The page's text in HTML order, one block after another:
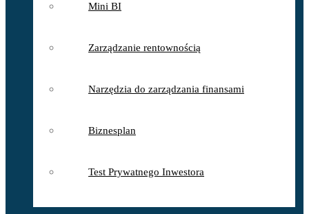
Mini BI
Zarządzanie rentownością
Narzędzia do zarządzania finansami
Biznesplan
Test Prywatnego Inwestora